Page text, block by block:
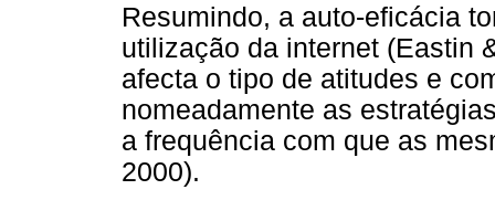
Resumindo, a auto-eficácia
utilização da internet (Eastin
afecta o tipo de atitudes e
nomeadamente as
a frequência com que as
2000).